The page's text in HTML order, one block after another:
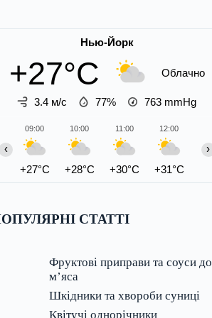
Нью-Йорк
+27°C Облачно
3.4 м/с 77% 763 mmHg
09:00
+27°C
10:00
+28°C
11:00
+30°C
12:00
+31°C
‹ ›
СТАТТІ
Фруктові приправи та соуси до
м’яса
Шкідники та хвороби суниці
Квітучі однорічники